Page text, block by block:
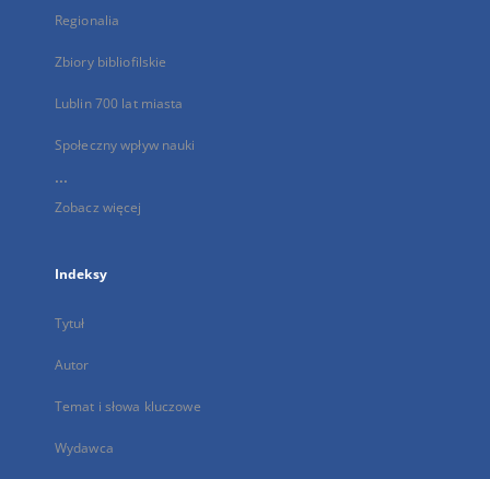
Regionalia
Zbiory bibliofilskie
Lublin 700 lat miasta
Społeczny wpływ nauki
...
Zobacz więcej
Indeksy
Tytuł
Autor
Temat i słowa kluczowe
Wydawca